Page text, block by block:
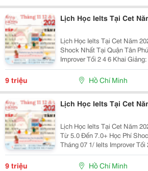
Lịch Học Ielts Tại Cet
Lịch Học Ielts Tại Cet Năm 2026
Shock Nhất Tại Quận Tân Phú Tháng 07 1/ Ielts
Improver Tối 2 4 6 Khai Giảng: 13/07/2026 Khung Giờ:
18:00 Đến 21:00 Học Phí Ưu Đãi 5% Khi Đăng Ký 2/ Ielts
Basic Tối 3 5 7 Khai...
9 triệu Hồ Chí Minh
Lịch Học Ielts Tại Cet
Lịch Học Ielts Tại Cet Năm
Từ 5.0 Đến 7.0+ Học Phí Shock Nhất Tại Quận Gò Vấp
Tháng 07 1/ Ielts Improver Tối 2 4 6 Khai Giảng:
13/07/2026 Khung Giờ: 18:00 Đến 21:00 Học Phí Ưu Đãi
5% Khi Đăng Ký 2/ Ielts...
9 triệu Hồ Chí Minh